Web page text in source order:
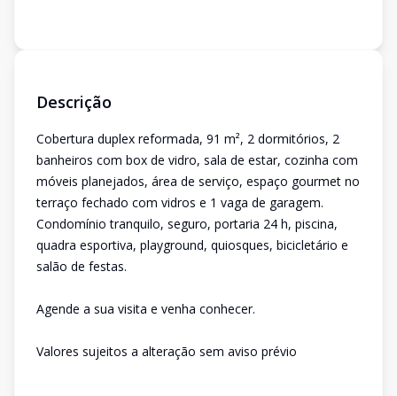
Descrição
Cobertura duplex reformada, 91 m², 2 dormitórios, 2
banheiros com box de vidro, sala de estar, cozinha com
móveis planejados, área de serviço, espaço gourmet no
terraço fechado com vidros e 1 vaga de garagem.
Condomínio tranquilo, seguro, portaria 24 h, piscina,
quadra esportiva, playground, quiosques, bicicletário e
salão de festas.
Agende a sua visita e venha conhecer.
Valores sujeitos a alteração sem aviso prévio